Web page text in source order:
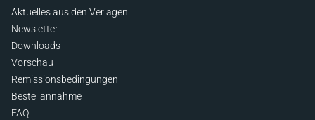
Aktuelles aus den Verlagen
Newsletter
Downloads
Vorschau
Remissionsbedingungen
Bestellannahme
FAQ